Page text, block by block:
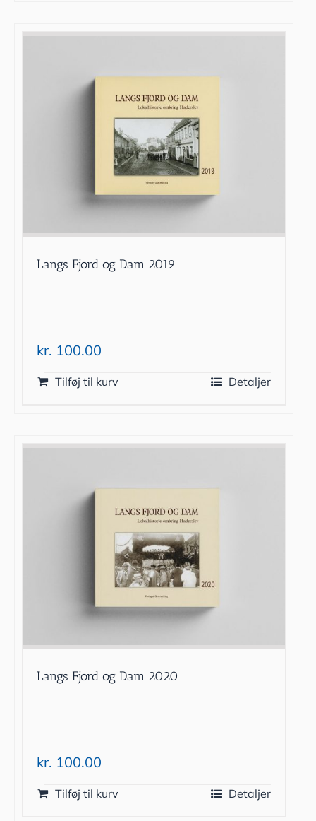
Langs Fjord og Dam 2019
kr. 100.00
Tilføj til kurv Detaljer
Langs Fjord og Dam 2020
kr. 100.00
Tilføj til kurv Detaljer